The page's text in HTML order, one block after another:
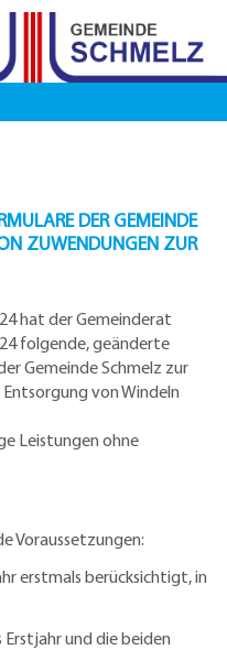
DER GEMEINDE
ZUWENDUNGEN ZUR
hat der Gemeinderat
folgende, geänderte
Gemeinde Schmelz zur
von Windeln
Leistungen ohne
Voraussetzungen:
erstmals berücksichtigt, in
Erstjahr und die beiden